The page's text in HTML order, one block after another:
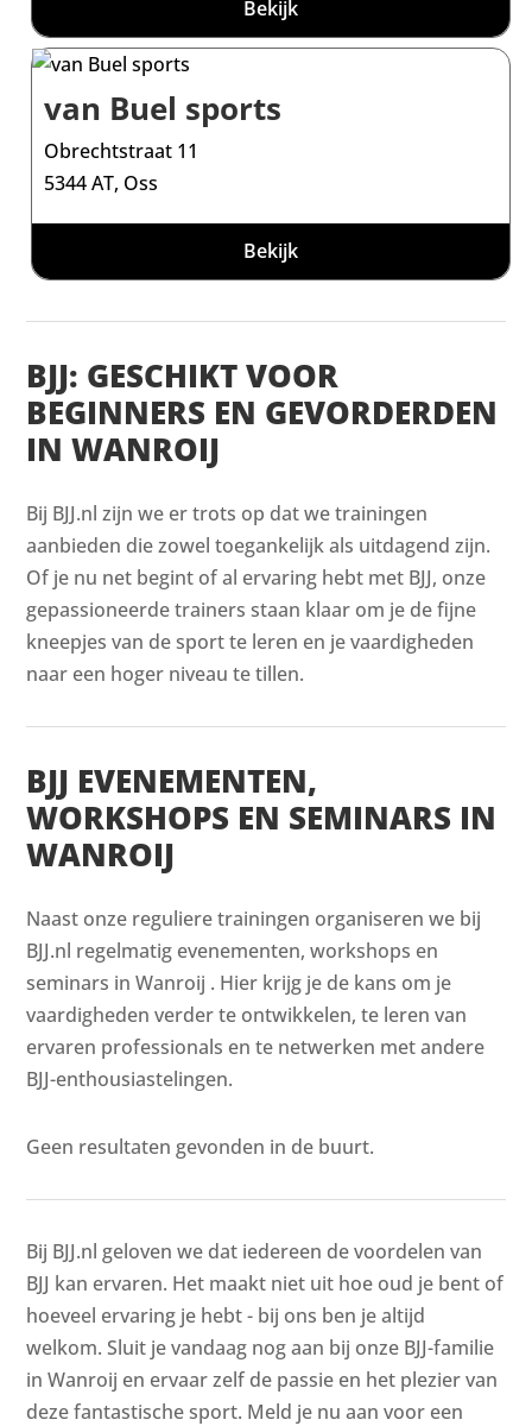
Bekijk
van Buel sports
Obrechtstraat 11
5344 AT, Oss
Bekijk
BJJ: GESCHIKT VOOR
BEGINNERS EN GEVORDERDEN
IN WANROIJ
Bij BJJ.nl zijn we er trots op dat we trainingen
aanbieden die zowel toegankelijk als uitdagend zijn.
Of je nu net begint of al ervaring hebt met BJJ, onze
gepassioneerde trainers staan klaar om je de fijne
kneepjes van de sport te leren en je vaardigheden
naar een hoger niveau te tillen.
BJJ EVENEMENTEN,
WORKSHOPS EN SEMINARS IN
WANROIJ
Naast onze reguliere trainingen organiseren we bij
BJJ.nl regelmatig evenementen, workshops en
seminars in Wanroij . Hier krijg je de kans om je
vaardigheden verder te ontwikkelen, te leren van
ervaren professionals en te netwerken met andere
BJJ-enthousiastelingen.
Geen resultaten gevonden in de buurt.
Bij BJJ.nl geloven we dat iedereen de voordelen van
BJJ kan ervaren. Het maakt niet uit hoe oud je bent of
hoeveel ervaring je hebt - bij ons ben je altijd
welkom. Sluit je vandaag nog aan bij onze BJJ-familie
in Wanroij en ervaar zelf de passie en het plezier van
deze fantastische sport. Meld je nu aan voor een